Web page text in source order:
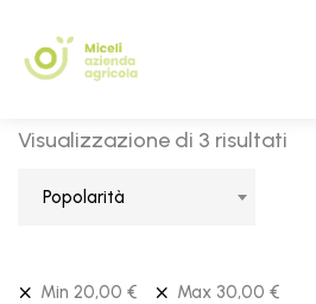
Visualizzazione di 3 risultati
Popolarità
Min 20,00 € Max 30,00 €